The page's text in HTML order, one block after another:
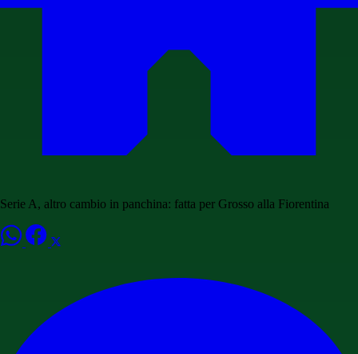
Serie A, altro cambio in panchina: fatta per Grosso alla Fiorentina